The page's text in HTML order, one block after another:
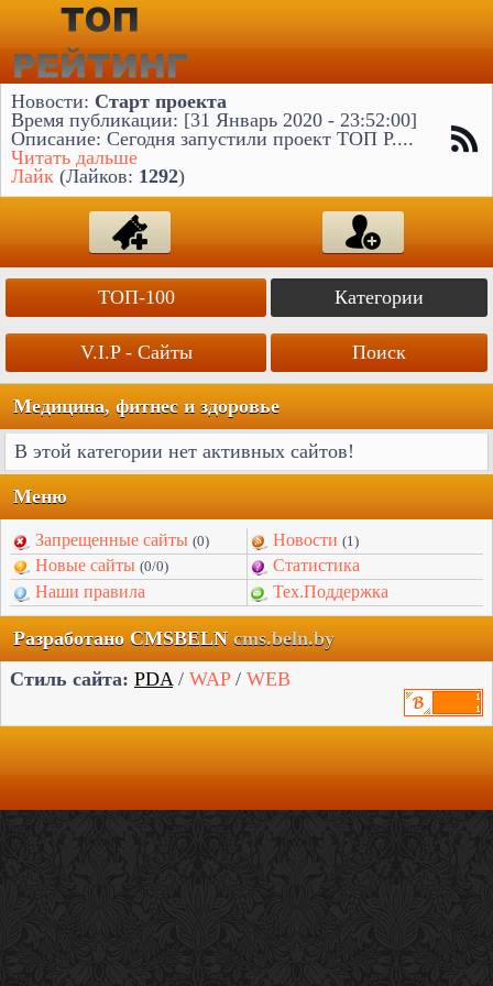
Новости: Старт проекта
Время публикации: [31 Январь 2020 - 23:52:00]
Описание: Сегодня запустили проект ТОП Р....
Читать дальше
Лайк (Лайков: 1292)
ТОП-100
V.I.P - Сайты
Категории
Поиск
Медицина, фитнес и здоровье
В этой категории нет активных сайтов!
Меню
Запрещенные сайты (0) Новости (1)
Новые сайты (0/0)
Статистика
Наши правила
Тех.Поддержка
Разработано CMSBELN cms.beln.by
Стиль сайта: PDA/ WAP/ WEB